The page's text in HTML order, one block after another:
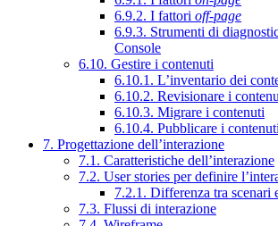
6.9.2. I fattori off-page
6.9.3. Strumenti di
Console
6.10. Gestire i contenuti
6.10.1. L’inventario dei
6.10.2. Revisionare i
6.10.3. Migrare i contenuti
6.10.4. Pubblicare i contenuti
7. Progettazione dell’interazione
7.1. Caratteristiche dell’interazione
7.2. User stories per definire
7.2.1. Differenza tra scenari
7.3. Flussi di interazione